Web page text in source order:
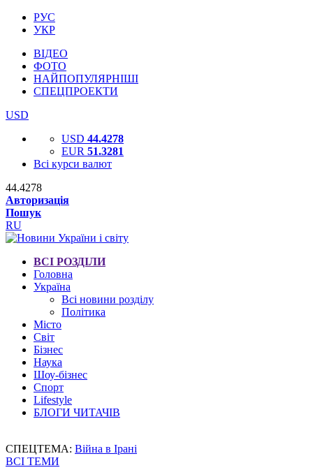
РУС
УКР
ВІДЕО
ФОТО
НАЙПОПУЛЯРНІШІ
СПЕЦПРОЕКТИ
USD
USD 44.4278
EUR 51.3281
Всі курси валют
44.4278
Авторизація
Пошук
RU
ВСІ РОЗДІЛИ
Головна
Україна
Всі новини розділу
Політика
Місто
Світ
Бізнес
Наука
Шоу-бізнес
Спорт
Lifestyle
БЛОГИ ЧИТАЧІВ
СПЕЦТЕМА: Війна в Ірані
ВСІ ТЕМИ